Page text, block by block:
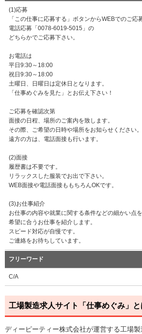
(1)応募
「この仕事に応募する」ボタンからWEBでのご応
電話応募「0078-6019-5015」の
どちらかでご応募下さい。
お電話は
平日9:30～18:00
祝日9:30～18:00
土曜日、日曜日は定休日となります。
「仕事めぐみを見た」とお伝え下さい！
ご応募を確認次第
面接の日程、場所のご案内を致します。
その際、ご希望の日時や場所をお知らせください。
遠方の方は、電話面接も行います。
(2)面接
履歴書は不要です。
リラックスした服装でお出で下さい。
WEB面接や電話面接ももちろんOKです。
(3)お仕事紹介
お仕事の内容や就業に関する条件などの細かい点を
希望に合うお仕事を紹介します。
スピード対応が自慢です。
ご連絡をお待ちしています。
フリーワード
C/A
工場製造求人サイト「仕事めぐみ」と
ディーピーティー株式会社が運営する工場